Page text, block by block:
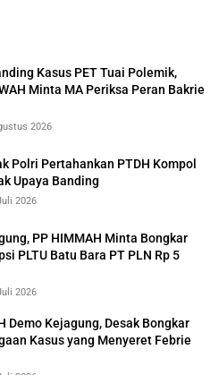
Kasus PET Tuai Polemik,
Minta MA Periksa Peran Bakrie
2026
Polri Pertahankan PTDH Kompol
Upaya Banding
2026
PP HIMMAH Minta Bongkar
PLTU Batu Bara PT PLN Rp 5
2026
Demo Kejagung, Desak Bongkar
Kasus yang Menyeret Febrie